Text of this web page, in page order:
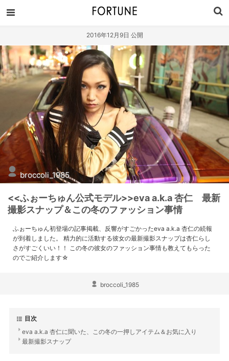
2016年12月9日 公開
broccoli_1985
<<ふぉーちゅん公式モデル>>eva a.k.a 杏仁 最新
撮影スナップ＆この冬のファッション事情
ふぉーちゅん初登場の記事掲載、反響がすごかったeva a.k.a 杏仁の続報
が到着しました。 精力的に活動する彼女の最新撮影スナップは杏仁らし
さがすごくいい！！ この冬の彼女のファッション事情も教えてもらった
のでご紹介します☆
broccoli_1985
目次
eva a.k.a 杏仁に聞いた、この冬の一押しアイテム＆お気に入り
最新撮影スナップ